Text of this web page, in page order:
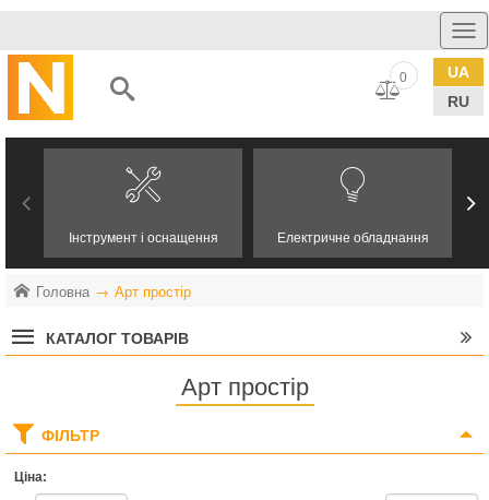
UA
RU
0
Інструмент і оснащення Електричне обладнання
Головна Арт простір
КАТАЛОГ ТОВАРІВ
Арт простір
ФІЛЬТР
Ціна: